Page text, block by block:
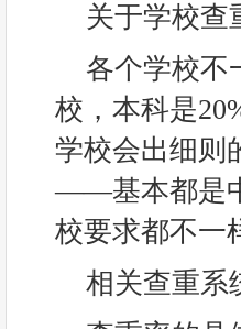
关于学校查
各个学校不
校，本科是
学校会出细则
——基本都是
校要求都不一
相关查重系